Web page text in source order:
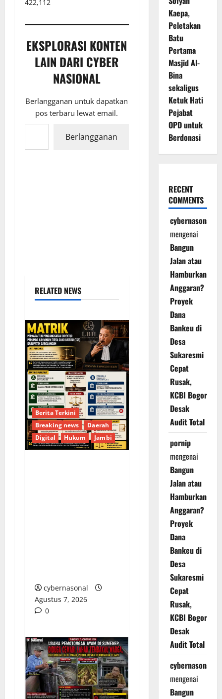
422,112
EKSPLORASI KONTEN
LAIN DARI CYBER
NASIONAL
Berlangganan untuk dapatkan
pos terbaru lewat email.
Ketikkan email Anda...
Berlangganan
RELATED NEWS
Berita Terkini
Breaking news
Daerah
Digital
Hukum Jambi
cybernasonal
Agustus 7, 2026
0
Kaepa,
Peletakan
Batu
Pertama
Masjid Al-
Bina
sekaligus
Ketuk Hati
Pejabat
OPD untuk
Berdonasi
RECENT
COMMENTS
cybernasonal
mengenai
Bangun
Jalan atau
Hamburkan
Anggaran?
Proyek
Dana
Bankeu di
Desa
Sukaresmi
Cepat
Rusak,
KCBI Bogor
Desak
Audit Total
pornip
mengenai
Bangun
Jalan atau
Hamburkan
Anggaran?
Proyek
Dana
Bankeu di
Desa
Sukaresmi
Cepat
Rusak,
KCBI Bogor
Desak
Audit Total
cybernasonal
mengenai
Bangun